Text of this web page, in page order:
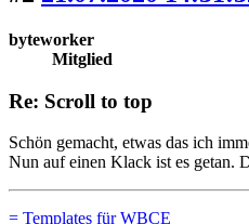
byteworker
Mitglied
Re: Scroll to top
Schön gemacht, etwas das ich
Nun auf einen Klack ist es getan.
= Templates für WBCE